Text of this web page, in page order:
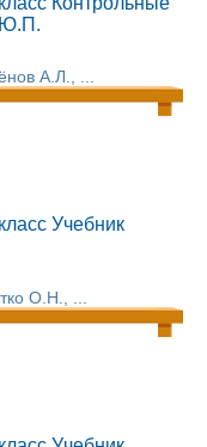
Ю.П.
А.Л., ...
Учебник
О.Н., ...